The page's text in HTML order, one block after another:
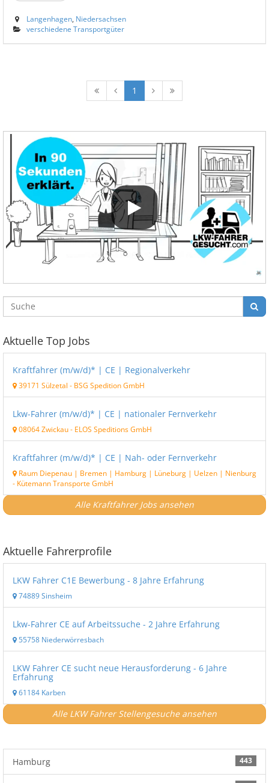
Langenhagen, Niedersachsen
verschiedene Transportgüter
1
Aktuelle Top Jobs
Kraftfahrer (m/w/d)* | CE | Regionalverkehr
39171 Sülzetal - BSG Spedition GmbH
Lkw-Fahrer (m/w/d)* | CE | nationaler Fernverkehr
08064 Zwickau- ELOS Speditions GmbH
Kraftfahrer (m/w/d)* | CE | Nah- oder Fernverkehr
Raum Diepenau | Bremen | Hamburg | Lüneburg | Uelzen | Nienburg
- Kütemann Transporte GmbH
Alle Kraftfahrer Jobs ansehen
Aktuelle Fahrerprofile
LKW Fahrer C1E Bewerbung - 8 Jahre Erfahrung
74889 Sinsheim
Lkw-Fahrer CE auf Arbeitssuche - 2 Jahre Erfahrung
55758 Niederwörresbach
LKW Fahrer CE sucht neue Herausforderung - 6 Jahre
Erfahrung
61184 Karben
Alle LKW Fahrer Stellengesuche ansehen
443
Hamburg